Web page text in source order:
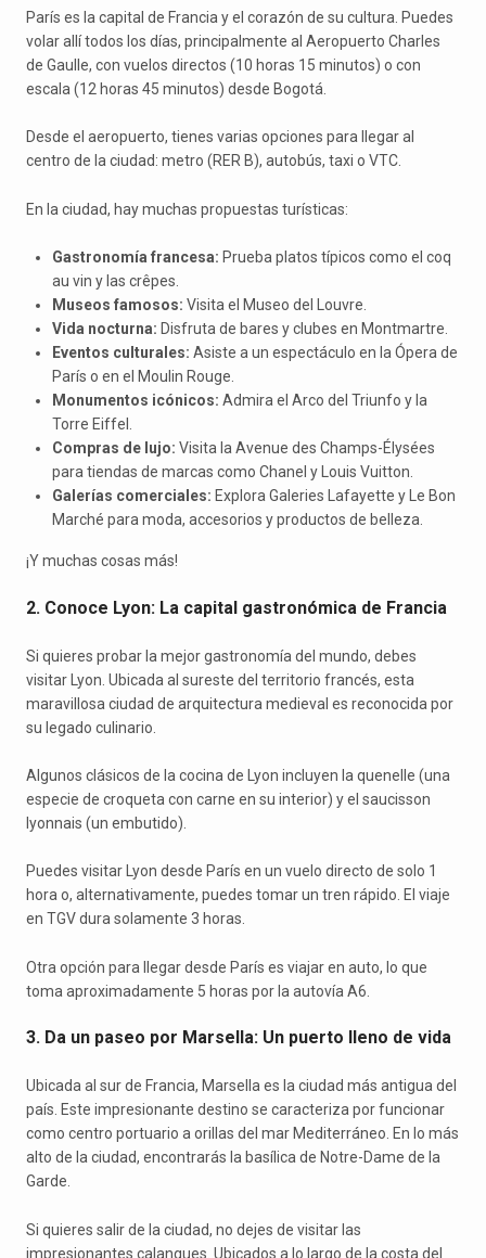
París es la capital de Francia y el corazón de su cultura. Puedes
volar allí todos los días, principalmente al Aeropuerto Charles
de Gaulle, con vuelos directos (10 horas 15 minutos) o con
escala (12 horas 45 minutos) desde Bogotá.
Desde el aeropuerto, tienes varias opciones para llegar al
centro de la ciudad: metro (RER B), autobús, taxi o VTC.
En la ciudad, hay muchas propuestas turísticas:
Gastronomía francesa: Prueba platos típicos como el coq
au vin y las crêpes.
Museos famosos: Visita el Museo del Louvre.
Vida nocturna: Disfruta de bares y clubes en Montmartre.
Eventos culturales: Asiste a un espectáculo en la Ópera de
París o en el Moulin Rouge.
Monumentos icónicos: Admira el Arco del Triunfo y la
Torre Eiffel.
Compras de lujo: Visita la Avenue des Champs-Élysées
para tiendas de marcas como Chanel y Louis Vuitton.
Galerías comerciales: Explora Galeries Lafayette y Le Bon
Marché para moda, accesorios y productos de belleza.
¡Y muchas cosas más!
2. Conoce Lyon: La capital gastronómica de Francia
Si quieres probar la mejor gastronomía del mundo, debes
visitar Lyon. Ubicada al sureste del territorio francés, esta
maravillosa ciudad de arquitectura medieval es reconocida por
su legado culinario.
Algunos clásicos de la cocina de Lyon incluyen la quenelle (una
especie de croqueta con carne en su interior) y el saucisson
lyonnais (un embutido).
Puedes visitar Lyon desde París en un vuelo directo de solo 1
hora o, alternativamente, puedes tomar un tren rápido. El viaje
en TGV dura solamente 3 horas.
Otra opción para llegar desde París es viajar en auto, lo que
toma aproximadamente 5 horas por la autovía A6.
3. Da un paseo por Marsella: Un puerto lleno de vida
Ubicada al sur de Francia, Marsella es la ciudad más antigua del
país. Este impresionante destino se caracteriza por funcionar
como centro portuario a orillas del mar Mediterráneo. En lo más
alto de la ciudad, encontrarás la basílica de Notre-Dame de la
Garde.
Si quieres salir de la ciudad, no dejes de visitar las
impresionantes calanques. Ubicados a lo largo de la costa del